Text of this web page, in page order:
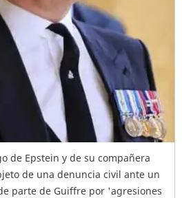
de Epstein y de su compañera
de una denuncia civil ante un
parte de Guiffre por 'agresiones